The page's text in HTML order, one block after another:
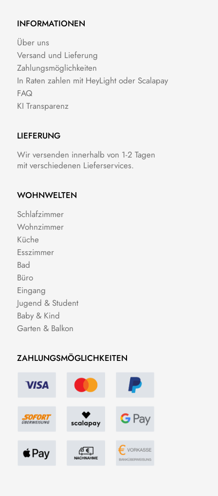
INFORMATIONEN
Über uns
Versand und Lieferung
Zahlungsmöglichkeiten
In Raten zahlen mit HeyLight oder Scalapay
FAQ
KI Transparenz
LIEFERUNG
Wir versenden innerhalb von 1-2 Tagen
mit verschiedenen Lieferservices.
WOHNWELTEN
Schlafzimmer
Wohnzimmer
Küche
Esszimmer
Bad
Büro
Eingang
Jugend & Student
Baby & Kind
Garten & Balkon
ZAHLUNGSMÖGLICHKEITEN